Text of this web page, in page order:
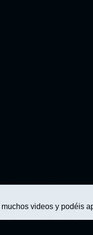
videos y podéis